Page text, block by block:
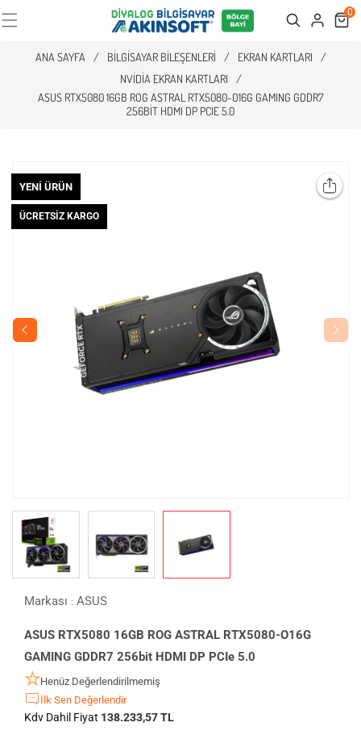
Search Cart
0
ANA SAYFA / BILGISAYAR BILEŞENLERI / EKRAN KARTLARI
/
NVIDIA EKRAN KARTLARI
/
ASUS RTX5080 16GB ROG ASTRAL RTX5080-O16G GAMING GDDR7
256BIT HDMI DP PCIE 5.0
YENI ÜRÜN
ÜCRETSIZ KARGO
Markası : ASUS
ASUS RTX5080 16GB ROG ASTRAL RTX5080-O16G
GAMING GDDR7 256bit HDMI DP PCIe 5.0
Henüz Değerlendirilmemiş
İlk Sen Değerlendir
Kdv Dahil Fiyat 138.233,57 TL